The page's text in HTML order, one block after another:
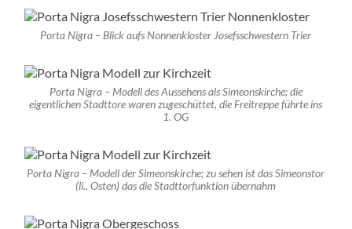
Porta Nigra – Blick aufs Nonnenkloster Josefsschwestern Trier
Porta Nigra – Modell des Aussehens als Simeonskirche; die
eigentlichen Stadttore waren zugeschüttet, die Freitreppe führte ins
1. OG
Porta Nigra – Modell der Simeonskirche; zu sehen ist das Simeonstor
(li., Osten) das die Stadttorfunktion übernahm